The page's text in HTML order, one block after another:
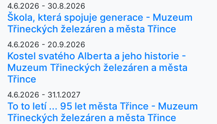
4.6.2026 - 30.8.2026
Škola, která spojuje generace - Muzeum
Třineckých železáren a města Třince
4.6.2026 - 20.9.2026
Kostel svatého Alberta a jeho historie -
Muzeum Třineckých železáren a města
Třince
4.6.2026 - 31.1.2027
To to letí ... 95 let města Třince - Muzeum
Třineckých železáren a města Třince